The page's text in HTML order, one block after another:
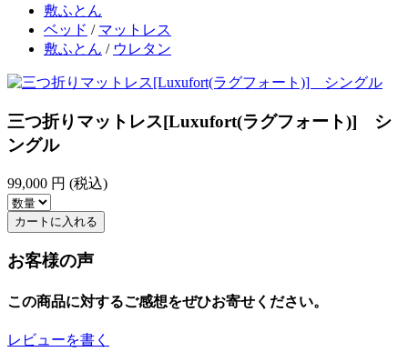
敷ふとん
ベッド / マットレス
敷ふとん / ウレタン
三つ折りマットレス[Luxufort(ラグフォート)] シ
ングル
99,000 円 (税込)
カートに入れる
お客様の声
この商品に対するご感想をぜひお寄せください。
レビューを書く